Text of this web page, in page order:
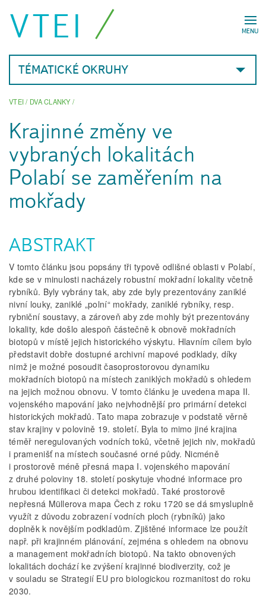
MENU
VTEI
TÉMATICKÉ OKRUHY
VTEI/ DVA CLANKY/
Krajinné změny ve
vybraných lokalitách
Polabí se zaměřením na
mokřady
ABSTRAKT
V tomto článku jsou popsány tři typově odlišné oblasti v Polabí,
kde se v minulosti nacházely robustní mokřadní lokality včetně
rybníků. Byly vybrány tak, aby zde byly prezentovány zaniklé
nivní louky, zaniklé „polní“ mokřady, zaniklé rybníky, resp.
rybniční soustavy, a zároveň aby zde mohly být prezentovány
lokality, kde došlo alespoň částečně k obnově mokřadních
biotopů v místě jejich historického výskytu. Hlavním cílem bylo
představit dobře dostupné archivní mapové podklady, díky
nimž je možné posoudit časoprostorovou dynamiku
mokřadních biotopů na místech zaniklých mokřadů s ohledem
na jejich možnou obnovu. V tomto článku je uvedena mapa II.
vojenského mapování jako nejvhodnější pro primární detekci
historických mokřadů. Tato mapa zobrazuje v podstatě věrně
stav krajiny v polovině 19. století. Byla to mimo jiné krajina
téměř neregulovaných vodních toků, včetně jejich niv, mokřadů
i pramenišť na místech současné orné půdy. Nicméně
i prostorově méně přesná mapa I. vojenského mapování
z druhé poloviny 18. století poskytuje vhodné informace pro
hrubou identifikaci či detekci mokřadů. Také prostorově
nepřesná Müllerova mapa Čech z roku 1720 se dá smysluplně
využít z důvodu zobrazení vodních ploch (rybníků) jako
doplněk k novějším podkladům. Zjištěné informace lze použít
např. při krajinném plánování, zejména s ohledem na obnovu
a management mokřadních biotopů. Na takto obnovených
lokalitách dochází ke zvýšení krajinné biodiverzity, což je
v souladu se Strategií EU pro biologickou rozmanitost do roku
2030.